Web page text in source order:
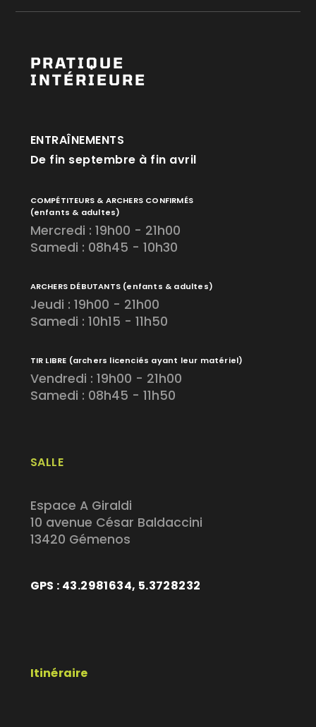
PRATIQUE
INTÉRIEURE
SALLE
Espace A Giraldi
10 avenue César Baldaccini
13420 Gémenos
GPS : 43.2981634, 5.3728232
Itinéraire
ENTRAÎNEMENTS
De fin septembre à fin avril
COMPÉTITEURS & ARCHERS CONFIRMÉS
(enfants & adultes)
Mercredi : 19h00 - 21h00
Samedi : 08h45 - 10h30
ARCHERS DÉBUTANTS (enfants & adultes)
Jeudi : 19h00 - 21h00
Samedi : 10h15 - 11h50
TIR LIBRE (archers licenciés ayant leur matériel)
Vendredi : 19h00 - 21h00
Samedi : 08h45 - 11h50